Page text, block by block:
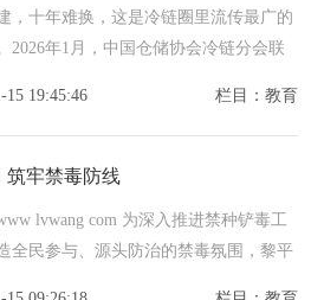
，十年难换，这是冷链圈里流传最广的
2026年1月，中国仓储协会冷链分会联
耗、
15 19:45:46 栏目：教育
筑牢禁毒防线
lvwang com 为深入推进禁种铲毒工
全民参与、源头防治的禁毒氛围，黎平